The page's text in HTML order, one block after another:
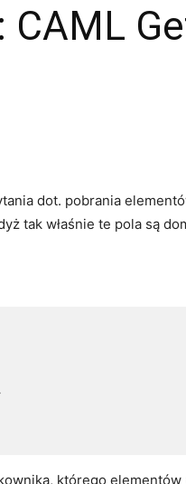
CAML
dot. pobrania
tak właśnie te pola są
którego